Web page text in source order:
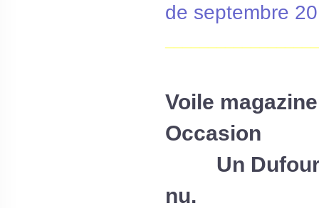
de septembre
Voile
Occasion
Un Dufour
nu.